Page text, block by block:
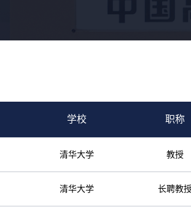
学校 职称
清华大学 教授
清华大学 长聘教